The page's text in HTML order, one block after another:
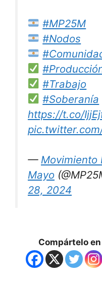
#MP25M
#Nodos
#Trabajo
#Soberanía
https://t.co/
— Movimiento
Mayo
28, 2024
Compártelo